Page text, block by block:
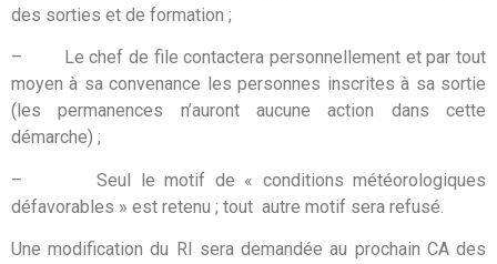
des sorties et de formation ;
– Le chef de file contactera personnellement et par tout
moyen à sa convenance les personnes inscrites à sa sortie
(les permanences n’auront aucune action dans cette
démarche) ;
– Seul le motif de « conditions météorologiques
défavorables » est retenu ; tout autre motif sera refusé.
Une modification du RI sera demandée au prochain CA des